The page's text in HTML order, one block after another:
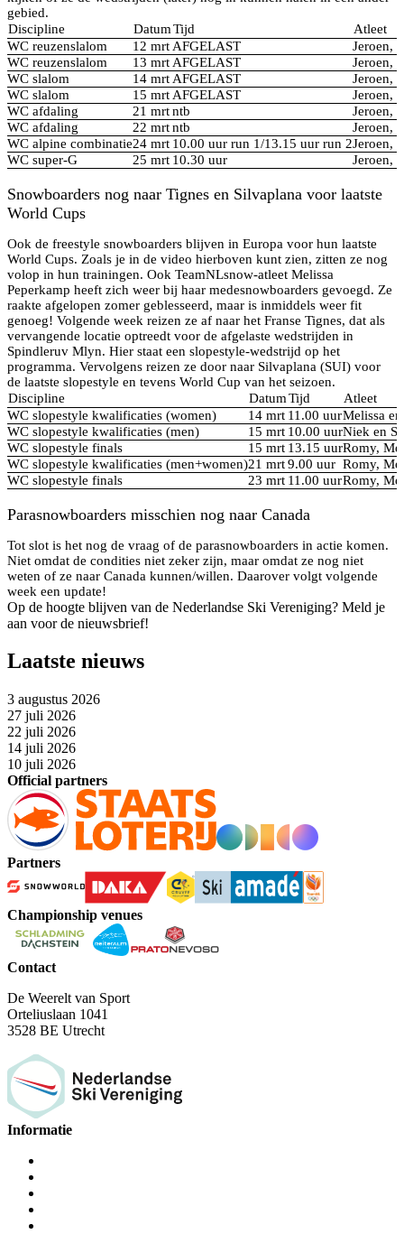
gebied.
Discipline
DatumTijd
Atleet
WC reuzenslalom
12 mrtAFGELAST
Jeroen,
WC reuzenslalom
13 mrtAFGELAST
Jeroen,
WC slalom
14 mrtAFGELAST
Jeroen,
WC slalom
15 mrtAFGELAST
Jeroen,
WC afdaling
21 mrtntb
Jeroen,
WC afdaling
22 mrtntb
Jeroen,
WC alpine combinatie24 mrt 10.00 uur run 1/13.15 uur run 2Jeroen,
WC super-G
25 mrt 10.30 uur Jeroen,
Snowboarders nog naar Tignes en Silvaplana voor laatste
World Cups
Ook de freestyle snowboarders blijven in Europa voor hun laatste
World Cups. Zoals je in de video hierboven kunt zien, zitten ze nog
volop in hun trainingen. Ook TeamNLsnow-atleet Melissa
Peperkamp heeft zich weer bij haar medesnowboarders gevoegd. Ze
raakte afgelopen zomer geblesseerd, maar is inmiddels weer fit
genoeg! Volgende week reizen ze af naar het Franse Tignes, dat als
vervangende locatie optreedt voor de afgelaste wedstrijden in
Spindleruv Mlyn. Hier staat een slopestyle-wedstrijd op het
programma. Vervolgens reizen ze door naar Silvaplana (SUI) voor
de laatste slopestyle en tevens World Cup van het seizoen.
Discipline
DatumTijd
Atleet
WC slopestyle kwalificaties (women)
14 mrt 11.00 uurMelissa
WC slopestyle kwalificaties (men)
15 mrt 10.00 uurNiek en
WC slopestyle finals
15 mrt 13.15 uurRomy,
WC slopestyle kwalificaties (men+women)21 mrt9.00 uur Romy,
WC slopestyle finals
23 mrt 11.00 uurRomy,
Parasnowboarders misschien nog naar Canada
Tot slot is het nog de vraag of de parasnowboarders in actie komen.
Niet omdat de condities niet zeker zijn, maar omdat ze nog niet
weten of ze naar Canada kunnen/willen. Daarover volgt volgende
week een update!
Op de hoogte blijven van de Nederlandse Ski Vereniging? Meld je
aan voor de nieuwsbrief!
Laatste nieuws
3 augustus 2026
27 juli 2026
22 juli 2026
14 juli 2026
10 juli 2026
Official partners
Partners
Championship venues
Contact
De Weerelt van Sport
Orteliuslaan 1041
3528 BE Utrecht
Informatie